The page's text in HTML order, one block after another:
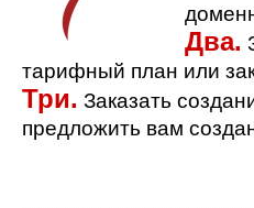
Два.
тарифный план или
Три. Заказать
предложить вам